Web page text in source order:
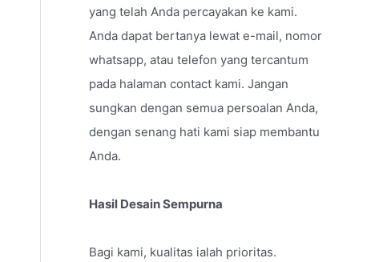
yang telah Anda percayakan ke kami.
Anda dapat bertanya lewat e-mail, nomor
whatsapp, atau telefon yang tercantum
pada halaman contact kami. Jangan
sungkan dengan semua persoalan Anda,
dengan senang hati kami siap membantu
Anda.
Hasil Desain Sempurna
Bagi kami, kualitas ialah prioritas.